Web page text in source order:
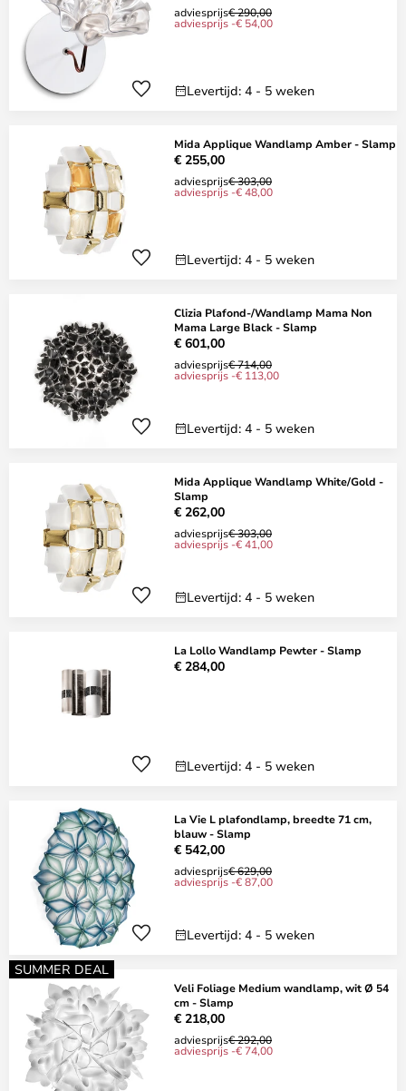
adviesprijs€ 290,00
adviesprijs -€ 54,00
Levertijd: 4 - 5 weken
Mida Applique Wandlamp Amber - Slamp
€ 255,00
adviesprijs€ 303,00
adviesprijs -€ 48,00
Levertijd: 4 - 5 weken
Clizia Plafond-/Wandlamp Mama Non
Mama Large Black - Slamp
€ 601,00
adviesprijs€ 714,00
adviesprijs -€ 113,00
Levertijd: 4 - 5 weken
Mida Applique Wandlamp White/Gold -
Slamp
€ 262,00
adviesprijs€ 303,00
adviesprijs -€ 41,00
Levertijd: 4 - 5 weken
La Lollo Wandlamp Pewter - Slamp
€ 284,00
Levertijd: 4 - 5 weken
La Vie L plafondlamp, breedte 71 cm,
blauw - Slamp
€ 542,00
adviesprijs€ 629,00
adviesprijs -€ 87,00
Levertijd: 4 - 5 weken
SUMMER DEAL
Veli Foliage Medium wandlamp, wit Ø 54
cm - Slamp
€ 218,00
adviesprijs€ 292,00
adviesprijs -€ 74,00